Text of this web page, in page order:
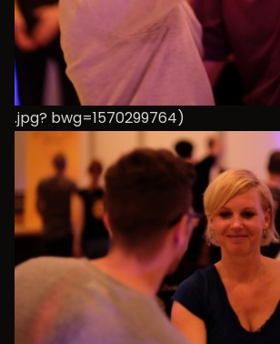
.jpg? bwg=1570299764)